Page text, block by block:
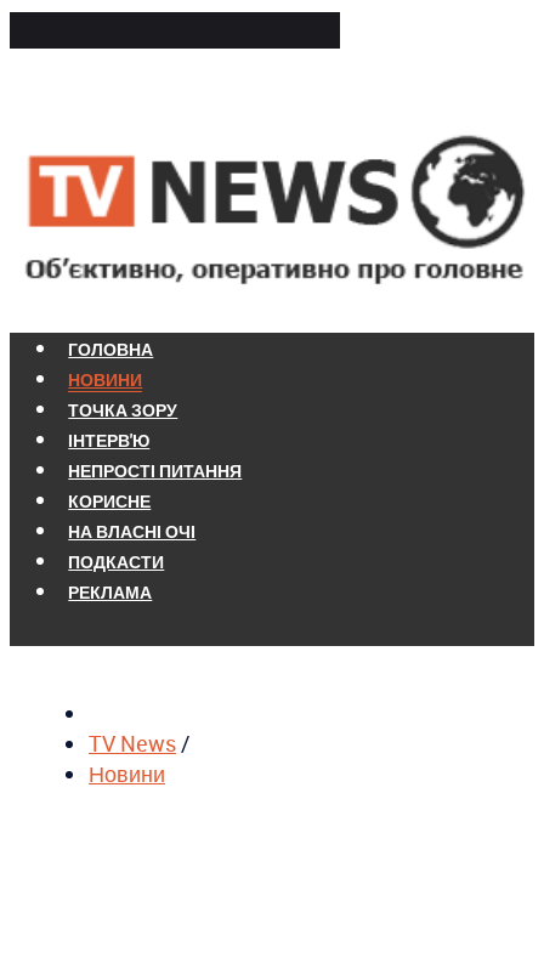
ГОЛОВНА
НОВИНИ
ТОЧКА ЗОРУ
ІНТЕРВ'Ю
НЕПРОСТІ ПИТАННЯ
КОРИСНЕ
НА ВЛАСНІ ОЧІ
ПОДКАСТИ
РЕКЛАМА
TV News/
Новини